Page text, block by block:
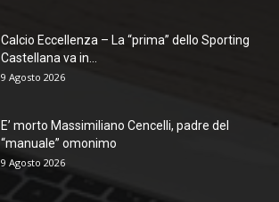
Calcio Eccellenza – La “prima” dello Sporting
Castellana va in...
9 Agosto 2026
E’ morto Massimiliano Cencelli, padre del
“manuale” omonimo
9 Agosto 2026